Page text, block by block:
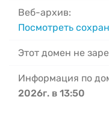
Веб-архив:
Посмотреть
Этот домен не
Информация по
2026г. в 13:50